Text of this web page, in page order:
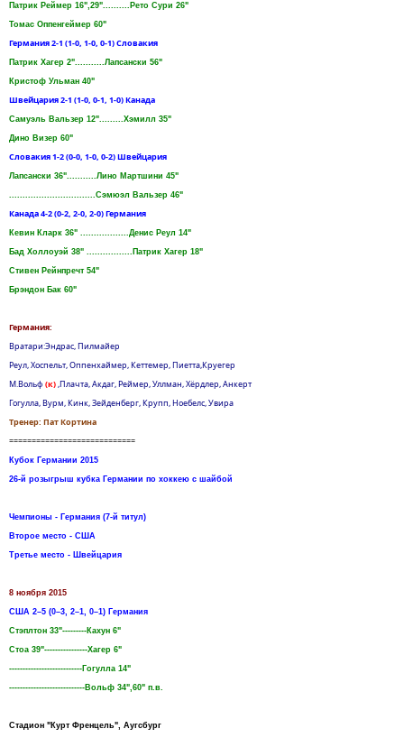
Патрик Реймер 16",29"..........Рето Сури 26"
Томас Оппенгеймер 60"
Германия 2-1 (1-0, 1-0, 0-1) Словакия
Патрик Хагер 2"...........Лапсански 56"
Кристоф Ульман 40"
Швейцария 2-1 (1-0, 0-1, 1-0) Канада
Самуэль Вальзер 12".........Хэмилл 35"
Дино Визер 60"
Словакия 1-2 (0-0, 1-0, 0-2) Швейцария
Лапсански 36"...........Лино Maртшини 45"
................................Сэмюэл Вальзер 46"
Канада 4-2 (0-2, 2-0, 2-0) Германия
Кевин Кларк 36" ..................Денис Реул 14"
Бад Холлоуэй 38" .................Патрик Хагер 18"
Стивен Рейнпречт 54"
Брэндон Бак 60"
Германия:
Вратари:Эндрас, Пилмайер
Реул, Хоспельт, Оппенхаймер, Кеттемер, Пиетта,Круегер
М.Вольф (к) ,Плачта, Акдаг, Реймер, Уллман, Хёрдлер, Анкерт
Гогулла, Вурм, Кинк, Зейденберг, Крупп, Ноебелс, Увира
Тренер: Пат Кортина
============================
Кубок Германии 2015
26-й розыгрыш кубка Германии по хоккею с шайбой
Чемпионы - Германия (7-й титул)
Второе место - США
Третье место - Швейцария
8 ноября 2015
США 2–5 (0–3, 2–1, 0–1) Германия
Стэплтон 33"---------Кахун 6"
Стоа 39"----------------Хагер 6"
---------------------------Гогулла 14"
----------------------------Вольф 34",60" п.в.
Стадион "Курт Френцель", Аугсбург